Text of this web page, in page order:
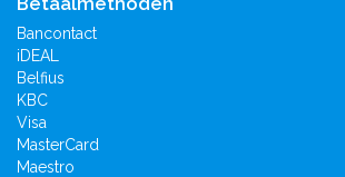
Bancontact
iDEAL
Belfius
KBC
Visa
MasterCard
Maestro